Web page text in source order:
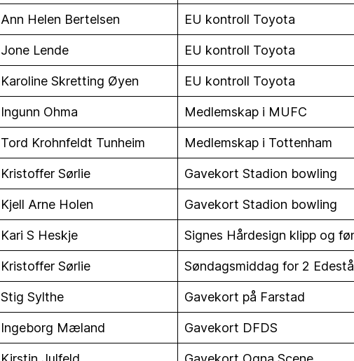
Ann Helen Bertelsen EU kontroll Toyota
Jone Lende EU kontroll Toyota
Karoline Skretting Øyen EU kontroll Toyota
Ingunn Ohma Medlemskap i MUFC
Tord Krohnfeldt Tunheim Medlemskap i Tottenham
Kristoffer Sørlie Gavekort Stadion bowling
Kjell Arne Holen Gavekort Stadion bowling
Kari S Heskje Signes Hårdesign klipp og
Kristoffer Sørlie Søndagsmiddag for 2
Stig Sylthe Gavekort på Farstad
Ingeborg Mæland Gavekort DFDS